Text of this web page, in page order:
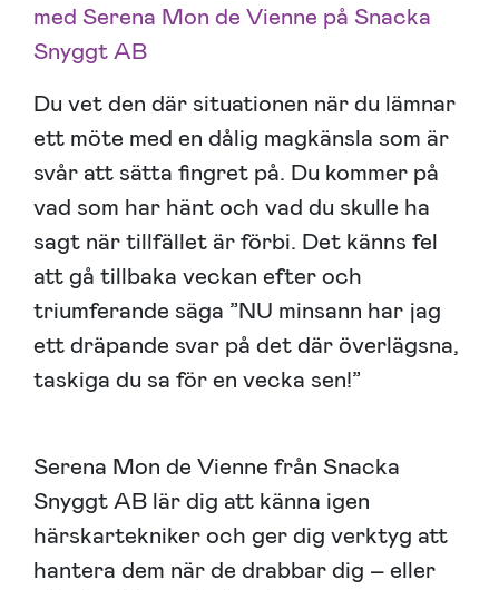
med Serena Mon de Vienne på Snacka
Snyggt AB
Du vet den där situationen när du lämnar
ett möte med en dålig magkänsla som är
svår att sätta fingret på. Du kommer på
vad som har hänt och vad du skulle ha
sagt när tillfället är förbi. Det känns fel
att gå tillbaka veckan efter och
triumferande säga ”NU minsann har jag
ett dräpande svar på det där överlägsna,
taskiga du sa för en vecka sen!”
Serena Mon de Vienne från Snacka
Snyggt AB lär dig att känna igen
härskartekniker och ger dig verktyg att
hantera dem när de drabbar dig – eller